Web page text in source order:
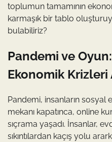
toplumun tamamının
karmaşık bir tablo
bulabiliriz?
Pandemi ve
Ekonomik Krizleri
Pandemi, insanların
mekanı kapatınca, online
sıçrama yaşadı. İnsanlar,
sıkıntılardan kaçış yolu